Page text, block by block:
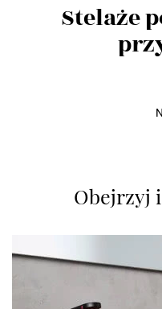
Stelaże
Obejrzyj